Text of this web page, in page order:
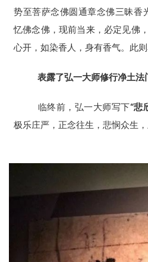
势至菩萨念佛圆通章念佛三昧香
忆佛念佛，现前当来，必定见佛
心开，如染香人，身有香气。此
表露了弘一大师修行净土法
临终前，弘一大师写下“悲
极乐庄严，正念往生，悲悯众生，